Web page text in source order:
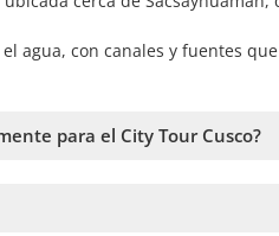
agua, con canales y fuentes
para el City Tour Cusco?
se pueden adquirir el mismo día